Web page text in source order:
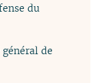
du
de